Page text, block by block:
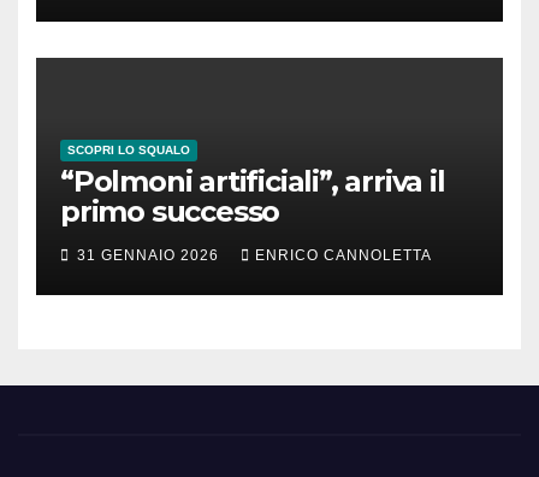
SCOPRI LO SQUALO
“Polmoni artificiali”, arriva il
primo successo
31 GENNAIO 2026 ENRICO CANNOLETTA